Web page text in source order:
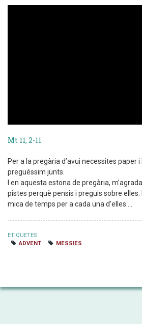
Mt 11, 2-11
Per a la pregària d’avui necessites paper
preguéssim junts.
I en aquesta estona de pregària,
pistes perquè pensis i preguis sobre
mica de temps per a cada una d’elles....
ETIQUETES
ADVENT
MESSIES